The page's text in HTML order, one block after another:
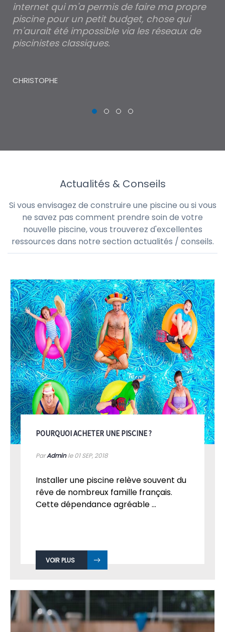
internet qui m'a permis de faire ma propre
piscine pour un petit budget, chose qui
m'aurait été impossible via les réseaux de
piscinistes classiques.
CHRISTOPHE
Actualités & Conseils
Si vous envisagez de construire une piscine ou si vous
ne savez pas comment prendre soin de votre
nouvelle piscine, vous trouverez d'excellentes
ressources dans notre section actualités / conseils.
POURQUOI ACHETER UNE PISCINE ?
ParAdminle 01SEP, 2018
Installer une piscine relève souvent du
rêve de nombreux famille français.
Cette dépendance agréable ...
VOIR PLUS